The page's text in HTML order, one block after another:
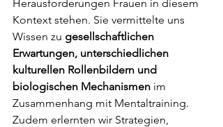
Herausforderungen Frauen in diesem
Kontext stehen. Sie vermittelte uns
Wissen zu gesellschaftlichen
Erwartungen, unterschiedlichen
kulturellen Rollenbildern und
biologischen Mechanismen im
Zusammenhang mit Mentaltraining.
Zudem erlernten wir Strategien,